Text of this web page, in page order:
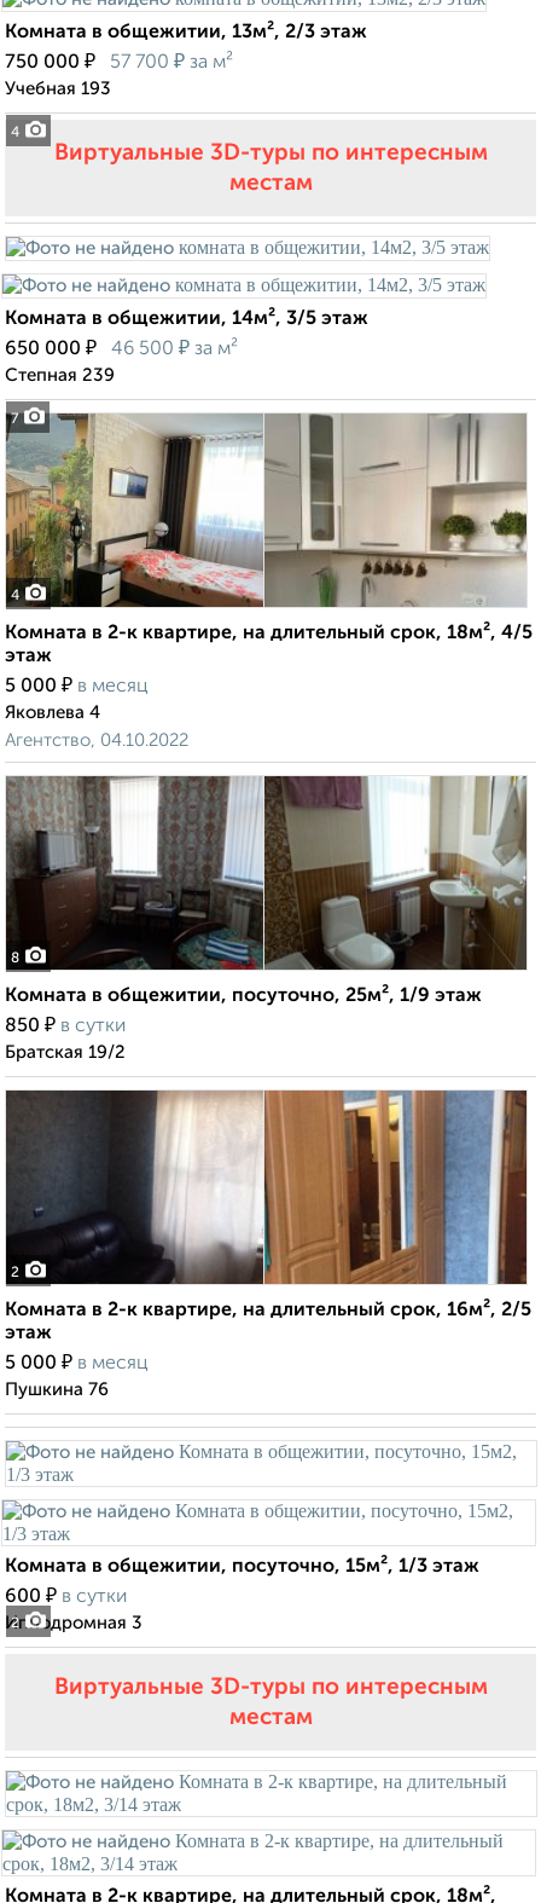
4
Комната в общежитии, 13м², 2/3 этаж
750 000 ₽ 57 700 ₽ за м²
Учебная 193
Виртуальные 3D-туры по интересным
местам
7
Комната в общежитии, 14м², 3/5 этаж
650 000 ₽ 46 500 ₽ за м²
Степная 239
4
Комната в 2-к квартире, на длительный срок, 18м², 4/5
этаж
5 000 ₽ в месяц
Яковлева 4
Агентство, 04.10.2022
8
Комната в общежитии, посуточно, 25м², 1/9 этаж
850 ₽ в сутки
Братская 19/2
2
Комната в 2-к квартире, на длительный срок, 16м², 2/5
этаж
5 000 ₽ в месяц
Пушкина 76
2
Комната в общежитии, посуточно, 15м², 1/3 этаж
600 ₽ в сутки
Ипподромная 3
Виртуальные 3D-туры по интересным
местам
Комната в 2-к квартире, на длительный срок, 18м²,